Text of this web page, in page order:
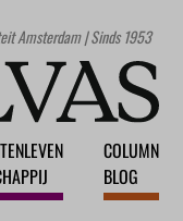
Amsterdam | Sinds 1953
COLUMN
BLOG